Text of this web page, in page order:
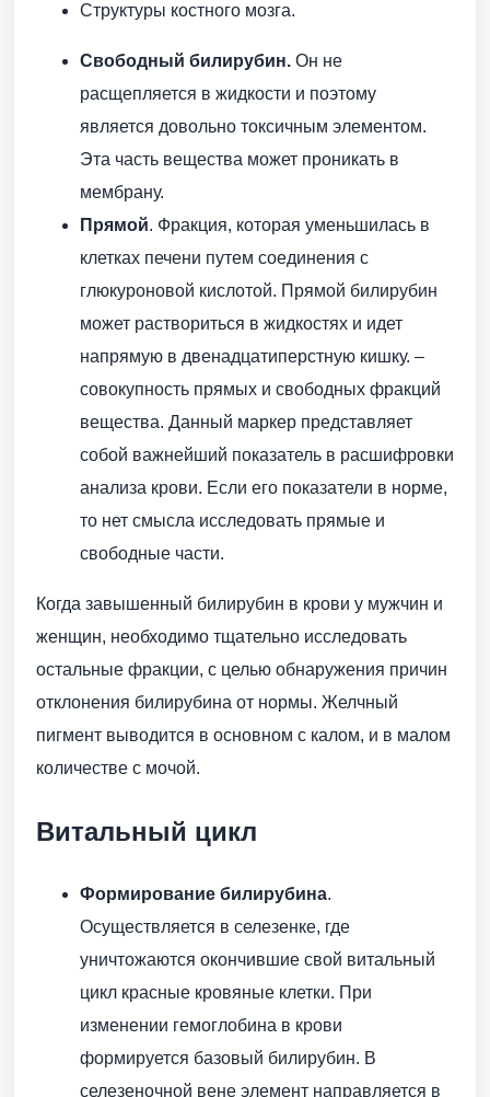
Структуры костного мозга.
Свободный билирубин. Он не
расщепляется в жидкости и поэтому
является довольно токсичным элементом.
Эта часть вещества может проникать в
мембрану.
Прямой. Фракция, которая уменьшилась в
клетках печени путем соединения с
глюкуроновой кислотой. Прямой билирубин
может раствориться в жидкостях и идет
напрямую в двенадцатиперстную кишку. –
совокупность прямых и свободных фракций
вещества. Данный маркер представляет
собой важнейший показатель в расшифровки
анализа крови. Если его показатели в норме,
то нет смысла исследовать прямые и
свободные части.
Когда завышенный билирубин в крови у мужчин и
женщин, необходимо тщательно исследовать
остальные фракции, с целью обнаружения причин
отклонения билирубина от нормы. Желчный
пигмент выводится в основном с калом, и в малом
количестве с мочой.
Витальный цикл
Формирование билирубина.
Осуществляется в селезенке, где
уничтожаются окончившие свой витальный
цикл красные кровяные клетки. При
изменении гемоглобина в крови
формируется базовый билирубин. В
селезеночной вене элемент направляется в